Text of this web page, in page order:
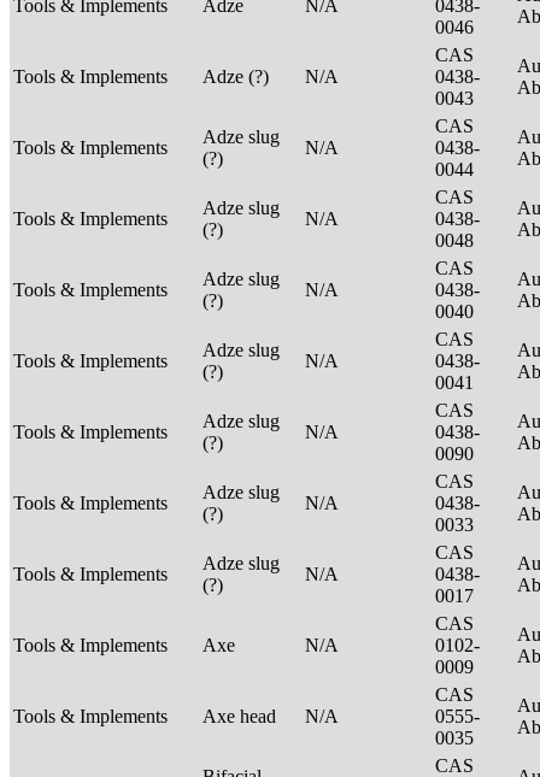
Tools & Implements Adze N/A
0438-
0046
Tools & Implements Adze (?) N/A
CAS
0438-
0043
Tools & Implements
Adze slug
(?)
N/A
CAS
0438-
0044
Tools & Implements
Adze slug
(?)
N/A
CAS
0438-
0048
Tools & Implements
Adze slug
(?)
N/A
CAS
0438-
0040
Tools & Implements
Adze slug
(?)
N/A
CAS
0438-
0041
Tools & Implements
Adze slug
(?)
N/A
CAS
0438-
0090
Tools & Implements
Adze slug
(?)
N/A
CAS
0438-
0033
Tools & Implements
Adze slug
(?)
N/A
CAS
0438-
0017
Tools & Implements Axe N/A
CAS
0102-
0009
Tools & Implements Axe head N/A
CAS
0555-
0035
CAS